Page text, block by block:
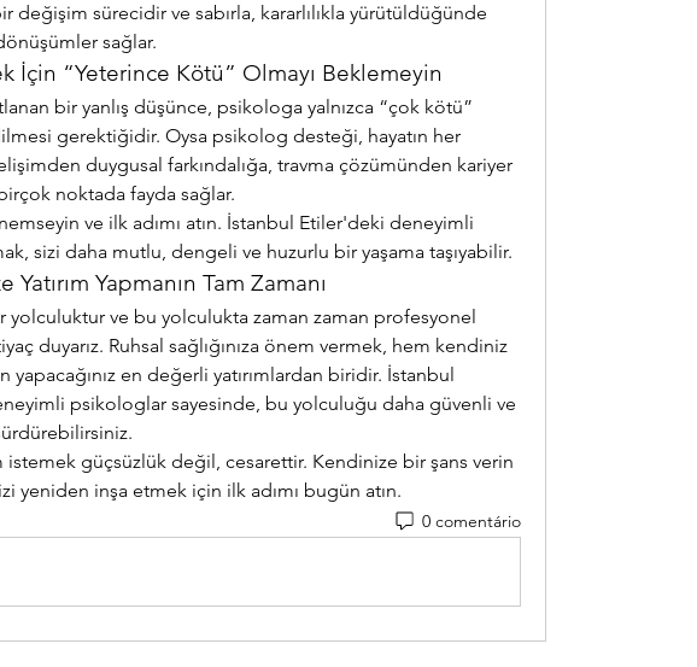
değişim sürecidir ve sabırla, kararlılıkla yürütüldüğünde
sağlar.
İçin “Yeterince Kötü” Olmayı Beklemeyin
bir yanlış düşünce, psikologa yalnızca “çok kötü”
gerektiğidir. Oysa psikolog desteği, hayatın her
duygusal farkındalığa, travma çözümünden kariyer
noktada fayda sağlar.
ve ilk adımı atın. İstanbul Etiler'deki deneyimli
sizi daha mutlu, dengeli ve huzurlu bir yaşama taşıyabilir.
Yapmanın Tam Zamanı
yolculuktur ve bu yolculukta zaman zaman profesyonel
duyarız. Ruhsal sağlığınıza önem vermek, hem kendiniz
yapacağınız en değerli yatırımlardan biridir. İstanbul
psikologlar sayesinde, bu yolculuğu daha güvenli ve
istemek güçsüzlük değil, cesarettir. Kendinize bir şans verin
yeniden inşa etmek için ilk adımı bugün atın.
0 comentário